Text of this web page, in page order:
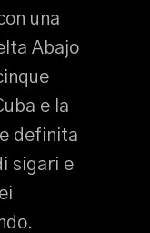
una
Abajo
e la
definita
sigari e